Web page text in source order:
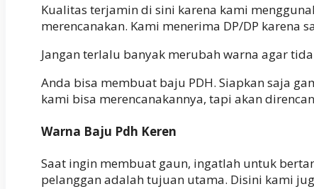
Kualitas terjamin di sini karena kami
merencanakan. Kami menerima DP/DP karena
Jangan terlalu banyak merubah warna agar
Anda bisa membuat baju PDH. Siapkan saja
kami bisa merencanakannya, tapi akan
Warna Baju Pdh Keren
Saat ingin membuat gaun, ingatlah untuk
pelanggan adalah tujuan utama. Disini kami